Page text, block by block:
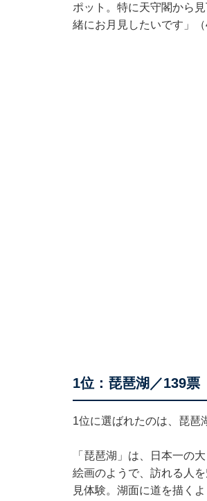
ポット。特に天守閣から
緒にお月見したいです」
1位：琵琶湖／139票
1位に選ばれたのは、琵琶
「琵琶湖」は、日本一の
絵画のようで、訪れる人
見体験。湖面に道を描く